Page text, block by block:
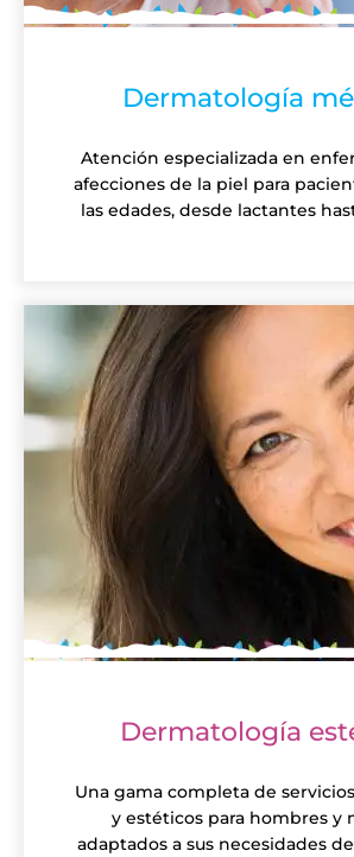
Dermatología
Atención especializada en
afecciones de la piel para
las edades, desde lactantes
Dermatología
Una gama completa de
y estéticos para hombres y
adaptados a sus necesidades